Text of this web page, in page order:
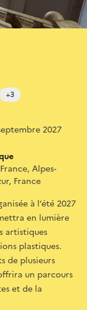
+3
2027
Alpes-
France
à l’été 2027
en lumière
artistiques
plastiques.
de plusieurs
un parcours
et de la